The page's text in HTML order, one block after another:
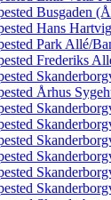
Busgaden
Hans
Park Allé/
Frederiks
Århus